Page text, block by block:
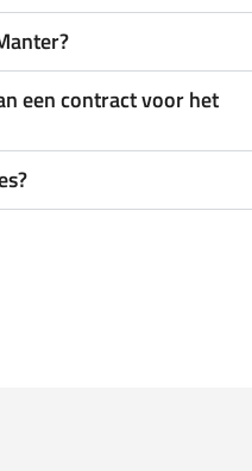
een contract voor het